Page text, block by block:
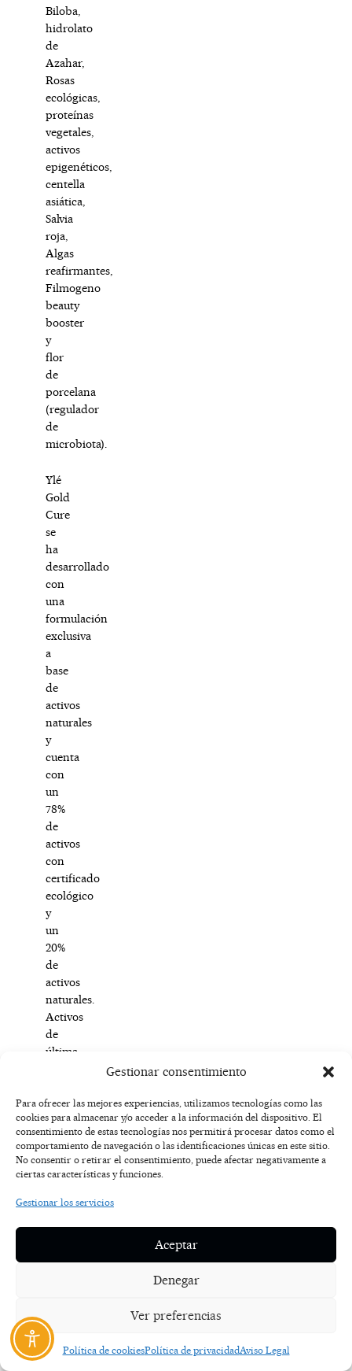
Gestionar consentimiento
Para ofrecer las mejores experiencias, utilizamos tecnologías como las
cookies para almacenar y/o acceder a la información del dispositivo. El
consentimiento de estas tecnologías nos permitirá procesar datos como el
comportamiento de navegación o las identificaciones únicas en este sitio.
No consentir o retirar el consentimiento, puede afectar negativamente a
ciertas características y funciones.
Gestionar los servicios
Aceptar
Denegar
Ver preferencias
Política de cookiesPolítica de privacidadAviso Legal
Biloba,
hidrolato
de
Azahar,
Rosas
ecológicas,
proteínas
vegetales,
activos
epigenéticos,
centella
asiática,
Salvia
roja,
Algas
reafirmantes,
Filmogeno
beauty
booster
y
flor
de
porcelana
(regulador
de
microbiota).
Ylé
Gold
Cure
se
ha
desarrollado
con
una
formulación
exclusiva
a
base
de
activos
naturales
y
cuenta
con
un
78%
de
activos
con
certificado
ecológico
y
un
20%
de
activos
naturales.
Activos
de
última
fabricados
en
Bio-
fábricas
con
tecnologías.
Activos
resultados
increíbles